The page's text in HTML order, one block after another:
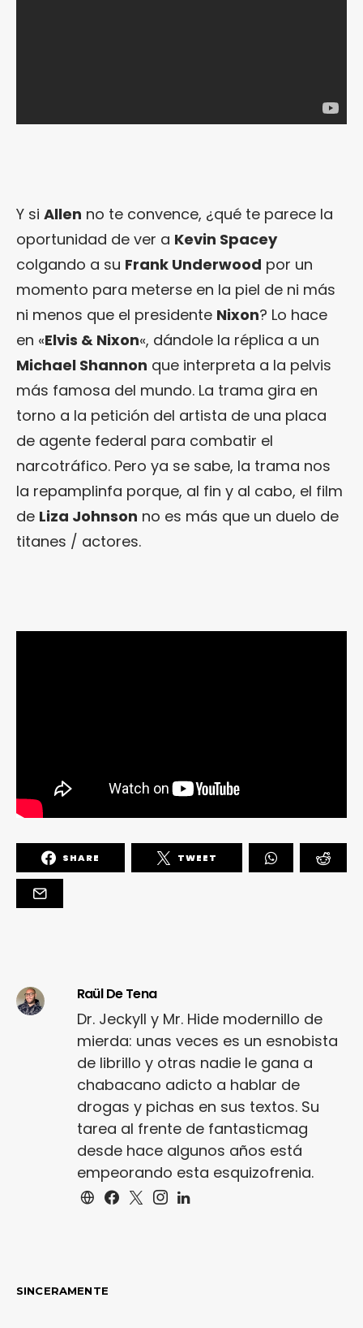
Y si Allen no te convence, ¿qué te parece la
oportunidad de ver a Kevin Spacey
colgando a su Frank Underwood por un
momento para meterse en la piel de ni más
ni menos que el presidente Nixon? Lo hace
en «Elvis & Nixon«, dándole la réplica a un
Michael Shannon que interpreta a la pelvis
más famosa del mundo. La trama gira en
torno a la petición del artista de una placa
de agente federal para combatir el
narcotráfico. Pero ya se sabe, la trama nos
la repamplinfa porque, al fin y al cabo, el film
de Liza Johnson no es más que un duelo de
titanes / actores.
SHARE TWEET
Raül De Tena
Dr. Jeckyll y Mr. Hide modernillo de
mierda: unas veces es un esnobista
de librillo y otras nadie le gana a
chabacano adicto a hablar de
drogas y pichas en sus textos. Su
tarea al frente de fantasticmag
desde hace algunos años está
empeorando esta esquizofrenia.
SINCERAMENTE